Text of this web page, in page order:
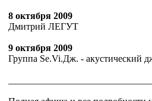
8 октября 2009
Дмитрий ЛЕГУТ
9 октября 2009
Группа Se.Vi.Дж. - акустический